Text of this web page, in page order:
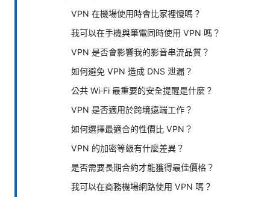
VPN 在機場使用時會比家裡慢嗎？
我可以在手機與筆電同時使用 VPN 嗎？
VPN 是否會影響我的影音串流品質？
如何避免 VPN 造成 DNS 泄漏？
公共 Wi‑Fi 最重要的安全提醒是什麼？
VPN 是否適用於跨境遠端工作？
如何選擇最適合的性價比 VPN？
VPN 的加密等級有什麼差異？
是否需要長期合約才能獲得最佳價格？
我可以在商務機場網路使用 VPN 嗎？